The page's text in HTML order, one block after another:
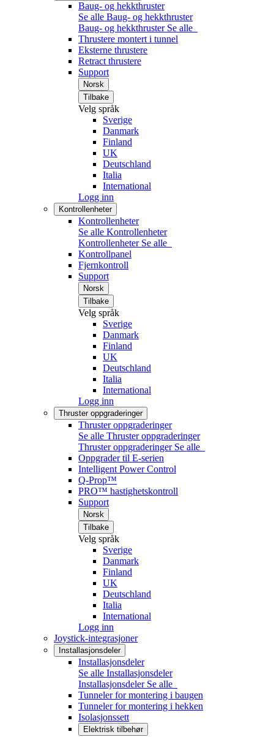
Baug- og hekkthruster
Se alle Baug- og hekkthruster
Baug- og hekkthruster Se alle
Thrustere montert i tunnel
Eksterne thrustere
Retract thrustere
Support
Norsk
Tilbake
Velg språk
Sverige
Danmark
Finland
UK
Deutschland
Italia
International
Logg inn
Kontrollenheter
Kontrollenheter
Se alle Kontrollenheter
Kontrollenheter Se alle
Kontrollpanel
Fjernkontroll
Support
Norsk
Tilbake
Velg språk
Sverige
Danmark
Finland
UK
Deutschland
Italia
International
Logg inn
Thruster oppgraderinger
Thruster oppgraderinger
Se alle Thruster oppgraderinger
Thruster oppgraderinger Se alle
Oppgrader til E-serien
Intelligent Power Control
Q-Prop™
PRO™ hastighetskontroll
Support
Norsk
Tilbake
Velg språk
Sverige
Danmark
Finland
UK
Deutschland
Italia
International
Logg inn
Joystick-integrasjoner
Installasjonsdeler
Installasjonsdeler
Se alle Installasjonsdeler
Installasjonsdeler Se alle
Tunneler for montering i baugen
Tunneler for montering i hekken
Isolasjonssett
Elektrisk tilbehør